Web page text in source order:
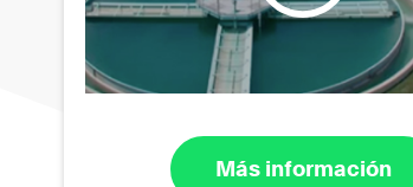
Más información